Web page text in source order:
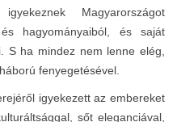
Magyarországot
hagyományaiból, és saját
S ha mindez nem lenne elég,
fenyegetésével.
igyekezett az embereket
sőt eleganciával,